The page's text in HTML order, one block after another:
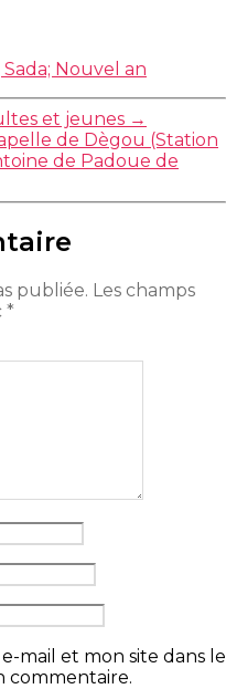
Nouvel an
et jeunes →
de Dègou (Station
de Padoue de
publiée. Les champs
*
mail et mon site dans le
commentaire.